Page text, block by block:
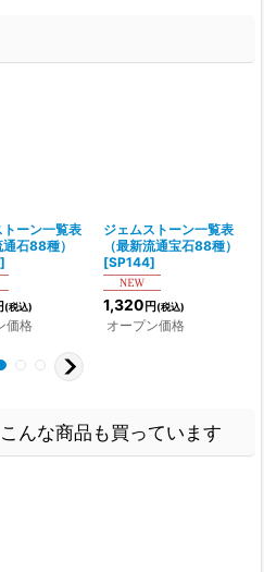
ーン一覧表
通石88種）
]
(税込)
価格
ジェムストーン一覧表
（最新流通宝石88種）
[SP144]
1,320 円(税込)
オープン価格
んな商品も買っています